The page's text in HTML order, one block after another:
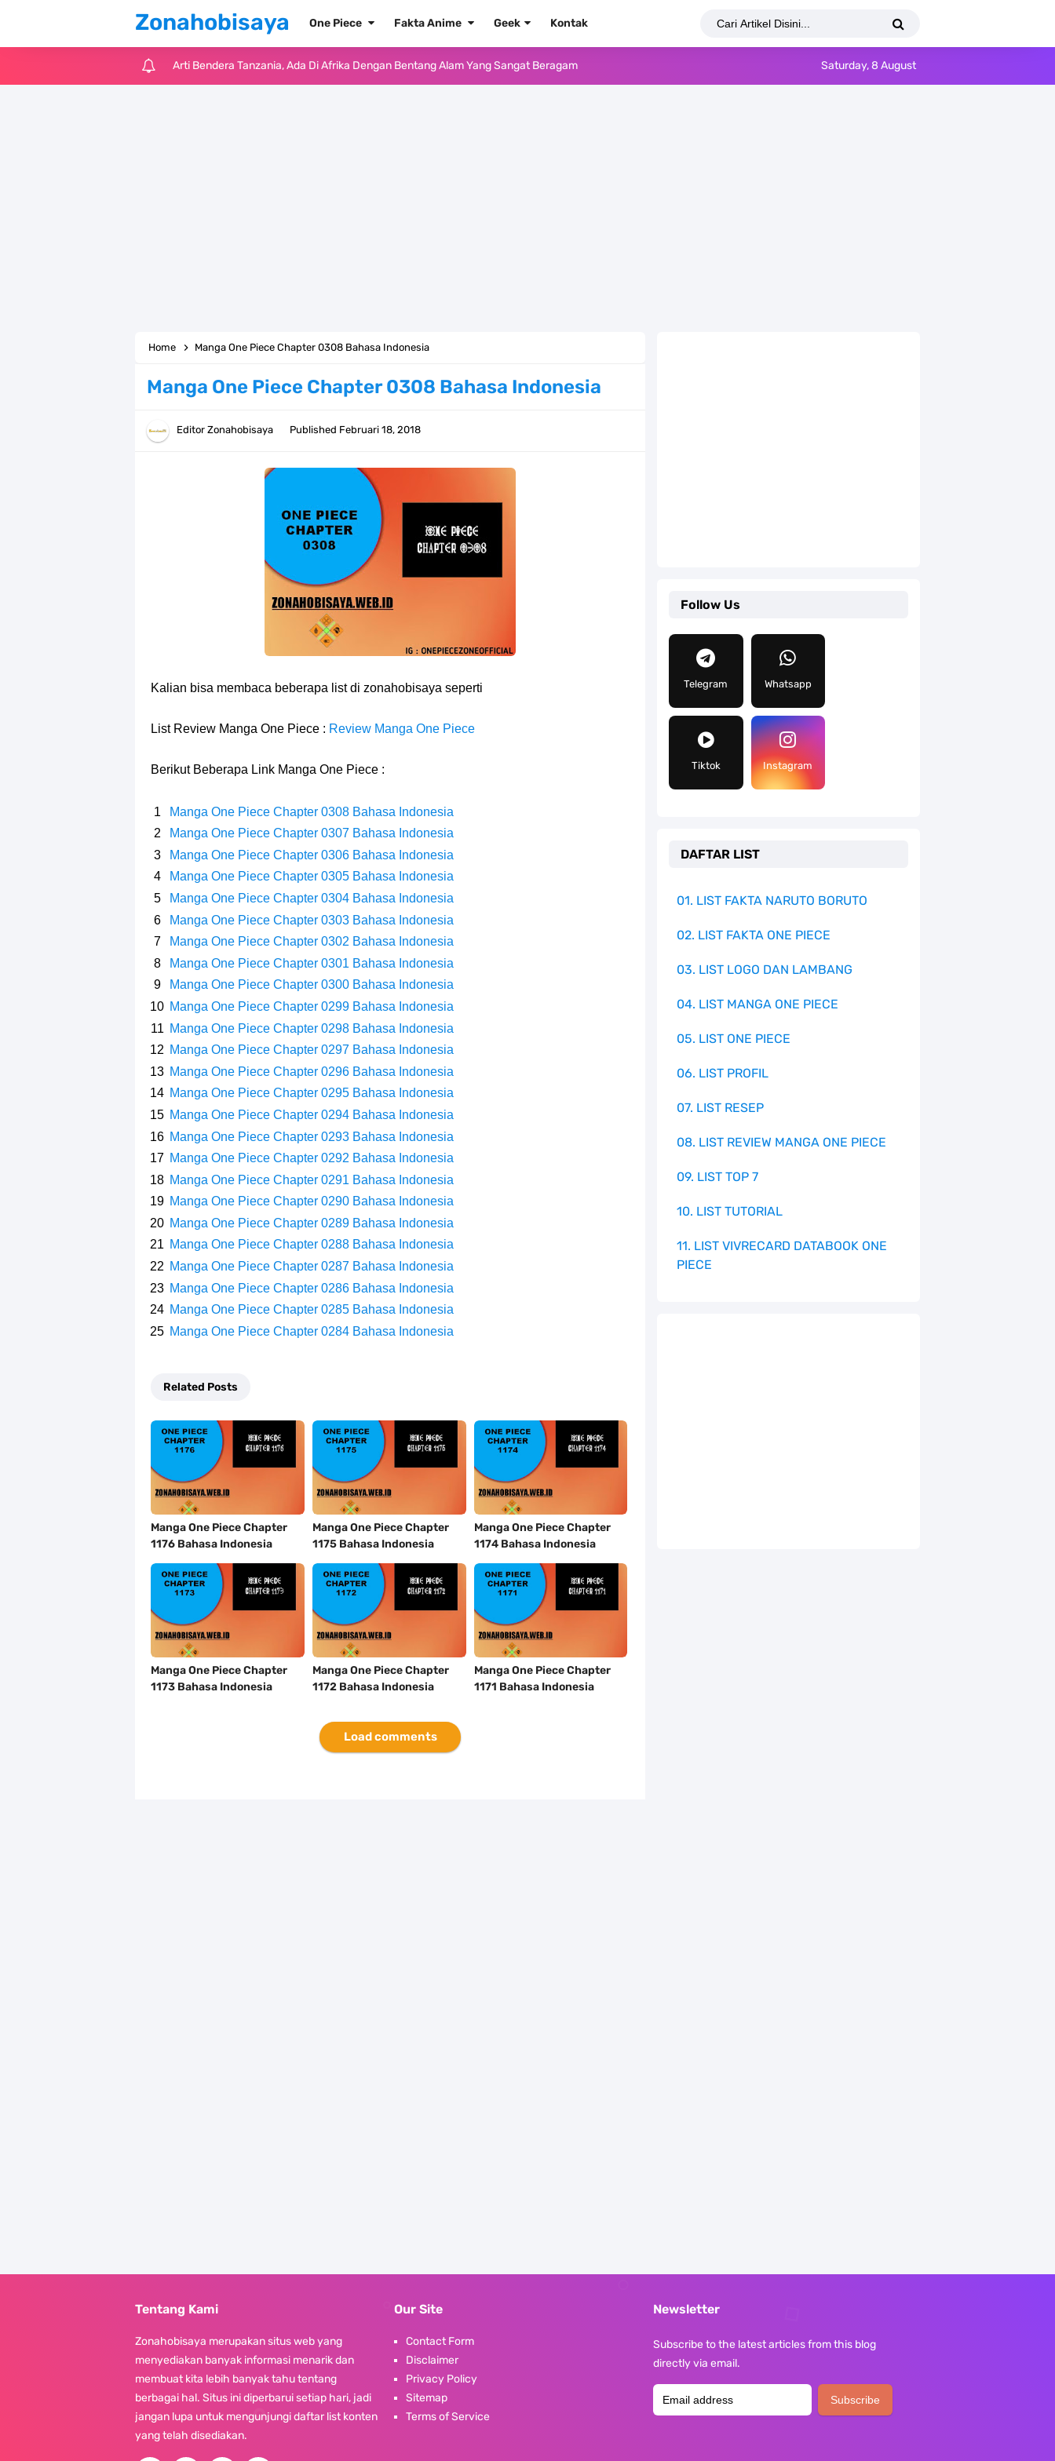
Zonahobisaya One Piece Fakta Anime Geek Kontak
Cara Pindahkan WA Dari Android Ke Iphone, Sangat Gampang Untuk Kamu Lakukan
7 Fakta Elbaph One Piece, Menjadi Tempat Yang Sangat Ingin Dikunjungi Usopp
7 Fakta Ivankov One Piece, Orang Yang Mampu Menipu Sensor Wanita Milik Sanji
7 Klub Pertama Yang Menjuarai Liga Champions, Apa Klub Jagoan Kamu Termasuk
Arti Bendera Palau, Negara Kepulauan Yang Berada Di Kawasan Pasifik Barat
Cara Membuat Linktree Instagram, Sangat Mudah Untuk Kamu Lakukan Sendiri
Cara Bayar Akulaku Lewat Gopay, Sangat Mudah Dan Tidak Ribet Sama Sekali
7 Fakta Queen One Piece, All Star Yang Jadi Penanggung Jawab Penjara Udon
7 Fakta Brook One Piece, Mantan Kapten Yang Poster Bountynya Poster Konser
Arti Bendera Tanzania, Ada Di Afrika Dengan Bentang Alam Yang Sangat Beragam
Saturday, 8 August
Home Manga One Piece Chapter 0308 Bahasa Indonesia
Manga One Piece Chapter 0308 Bahasa Indonesia
Editor Zonahobisaya Published Februari 18, 2018
Kalian bisa membaca beberapa list di zonahobisaya seperti
List Review Manga One Piece : Review Manga One Piece
Berikut Beberapa Link Manga One Piece :
Manga One Piece Chapter 0308 Bahasa Indonesia
Manga One Piece Chapter 0307 Bahasa Indonesia
Manga One Piece Chapter 0306 Bahasa Indonesia
Manga One Piece Chapter 0305 Bahasa Indonesia
Manga One Piece Chapter 0304 Bahasa Indonesia
Manga One Piece Chapter 0303 Bahasa Indonesia
Manga One Piece Chapter 0302 Bahasa Indonesia
Manga One Piece Chapter 0301 Bahasa Indonesia
Manga One Piece Chapter 0300 Bahasa Indonesia
Manga One Piece Chapter 0299 Bahasa Indonesia
Manga One Piece Chapter 0298 Bahasa Indonesia
Manga One Piece Chapter 0297 Bahasa Indonesia
Manga One Piece Chapter 0296 Bahasa Indonesia
Manga One Piece Chapter 0295 Bahasa Indonesia
Manga One Piece Chapter 0294 Bahasa Indonesia
Manga One Piece Chapter 0293 Bahasa Indonesia
Manga One Piece Chapter 0292 Bahasa Indonesia
Manga One Piece Chapter 0291 Bahasa Indonesia
Manga One Piece Chapter 0290 Bahasa Indonesia
Manga One Piece Chapter 0289 Bahasa Indonesia
Manga One Piece Chapter 0288 Bahasa Indonesia
Manga One Piece Chapter 0287 Bahasa Indonesia
Manga One Piece Chapter 0286 Bahasa Indonesia
Manga One Piece Chapter 0285 Bahasa Indonesia
Manga One Piece Chapter 0284 Bahasa Indonesia
Related Posts
Manga One Piece Chapter
1176 Bahasa Indonesia
Manga One Piece Chapter
1175 Bahasa Indonesia
Manga One Piece Chapter
1174 Bahasa Indonesia
Manga One Piece Chapter
1173 Bahasa Indonesia
Manga One Piece Chapter
1172 Bahasa Indonesia
Manga One Piece Chapter
1171 Bahasa Indonesia
Load comments
Follow Us
Telegram Whatsapp
Tiktok Instagram
DAFTAR LIST
01. LIST FAKTA NARUTO BORUTO
02. LIST FAKTA ONE PIECE
03. LIST LOGO DAN LAMBANG
04. LIST MANGA ONE PIECE
05. LIST ONE PIECE
06. LIST PROFIL
07. LIST RESEP
08. LIST REVIEW MANGA ONE PIECE
09. LIST TOP 7
10. LIST TUTORIAL
11. LIST VIVRECARD DATABOOK ONE
PIECE
Tentang Kami
Zonahobisaya merupakan situs web yang
menyediakan banyak informasi menarik dan
membuat kita lebih banyak tahu tentang
berbagai hal. Situs ini diperbarui setiap hari, jadi
jangan lupa untuk mengunjungi daftar list konten
yang telah disediakan.
Our Site
Contact Form
Disclaimer
Privacy Policy
Sitemap
Terms of Service
Newsletter
Subscribe to the latest articles from this blog
directly via email.